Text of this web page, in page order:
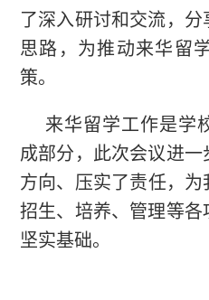
了深入研讨和交流，
思路，为推动来华留
策。
来华留学工作是学
成部分，此次会议进
方向、压实了责任，为
招生、培养、管理等
坚实基础。